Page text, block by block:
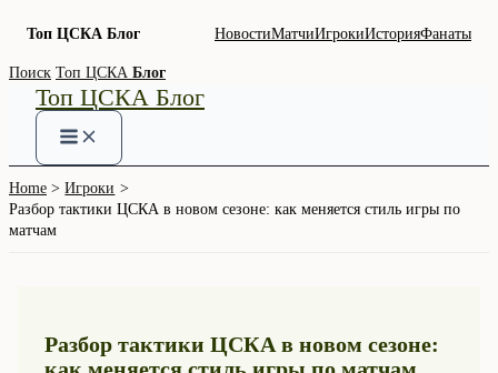
Топ ЦСКА Блог НовостиМатчиИгрокиИсторияФанаты
Skip
content
Поиск Топ ЦСКА Блог
Топ ЦСКА Блог
Home
Игроки
Разбор тактики ЦСКА в новом сезоне: как меняется стиль игры по
матчам
Разбор тактики ЦСКА в новом сезоне:
как меняется стиль игры по матчам